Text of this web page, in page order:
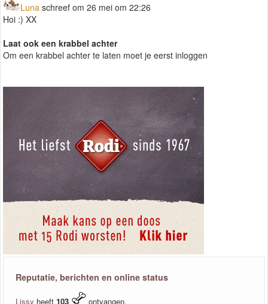
Luna schreef om 26 mei om 22:26
Hoi :) XX
Laat ook een krabbel achter
Om een krabbel achter te laten moet je eerst inloggen
Reputatie, berichten en online status
Lissy heeft 103
ontvangen.